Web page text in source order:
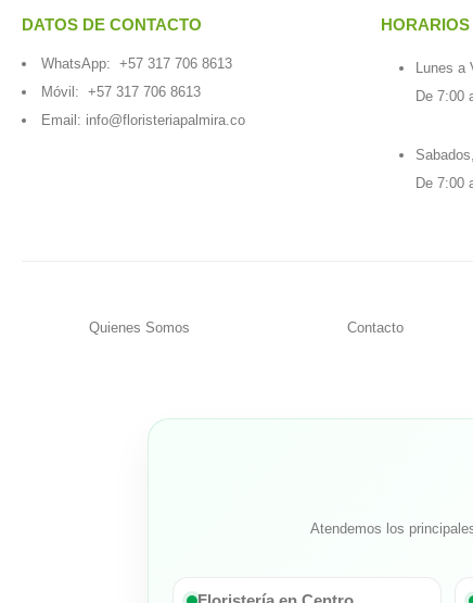
DATOS DE CONTACTO
WhatsApp: +57 317 706 8613
Móvil: +57 317 706 8613
Email: info@floristeriapalmira.co
Lunes a
De 7:00
De 7:00
Quienes Somos Contacto
Atendemos los